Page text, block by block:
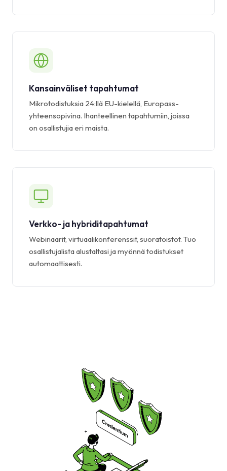
Kansainväliset tapahtumat
Mikrotodistuksia 24:llä EU-kielellä, Europass-
yhteensopivina. Ihanteellinen tapahtumiin, joissa
on osallistujia eri maista.
Verkko- ja hybriditapahtumat
Webinaarit, virtuaalikonferenssit, suoratoistot. Tuo
osallistujalista alustaltasi ja myönnä todistukset
automaattisesti.